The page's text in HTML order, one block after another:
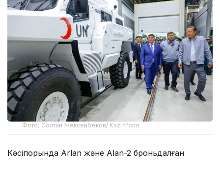
Фото: Солтан Жексенбеков/ Kazinform
Кәсіпорында Arlan және Alan-2 броньдалған